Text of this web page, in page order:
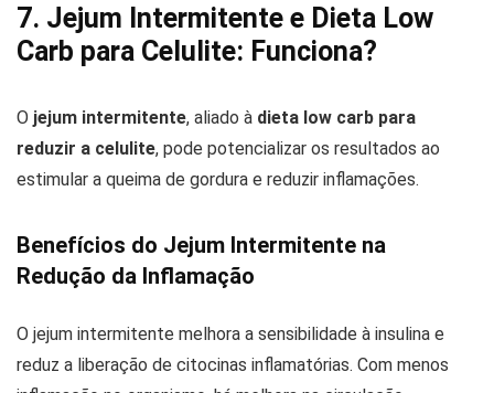
7. Jejum Intermitente e Dieta Low
Carb para Celulite: Funciona?
O jejum intermitente, aliado à dieta low carb para
reduzir a celulite, pode potencializar os resultados ao
estimular a queima de gordura e reduzir inflamações.
Benefícios do Jejum Intermitente na
Redução da Inflamação
O jejum intermitente melhora a sensibilidade à insulina e
reduz a liberação de citocinas inflamatórias. Com menos